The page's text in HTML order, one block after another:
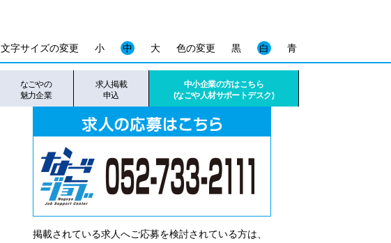
色の変更 黒 白 青
文字サイズの変更 小 中 大
なごやの
魅力企業
求人掲載
申込
中小企業の方はこちら
(なごや人材サポートデスク)
掲載されている求人へご応募を検討されている方は、